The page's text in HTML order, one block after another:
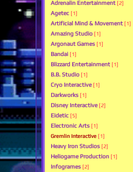
Adrenalin Entertainment [2]
Agetec [1]
Artificial Mind & Movement [1]
Amazing Studio [1]
Argonaut Games [1]
Bandai [1]
Blizzard Entertainment [1]
B.B. Studio [1]
Cryo Interactive [1]
Darkworks [1]
Disney Interactive [2]
Eidetic [5]
Electronic Arts [1]
Gremlin Interactive [1]
Heavy Iron Studios [2]
Heliogame Production [1]
Infogrames [2]